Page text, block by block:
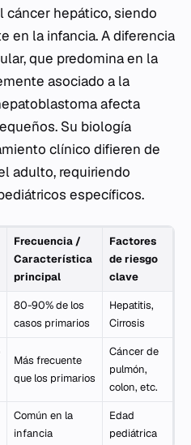
hepático, siendo
en la infancia. A diferencia
que predomina en la
asociado a la
afecta
Su biología
clínico difieren de
adulto, requiriendo
específicos.
Frecuencia /
Característica
principal
Factores
de riesgo
clave
80-90% de los
casos primarios
Hepatitis,
Cirrosis
Más frecuente
que los primarios
Cáncer de
pulmón,
colon, etc.
Común en la
infancia
Edad
pediátrica